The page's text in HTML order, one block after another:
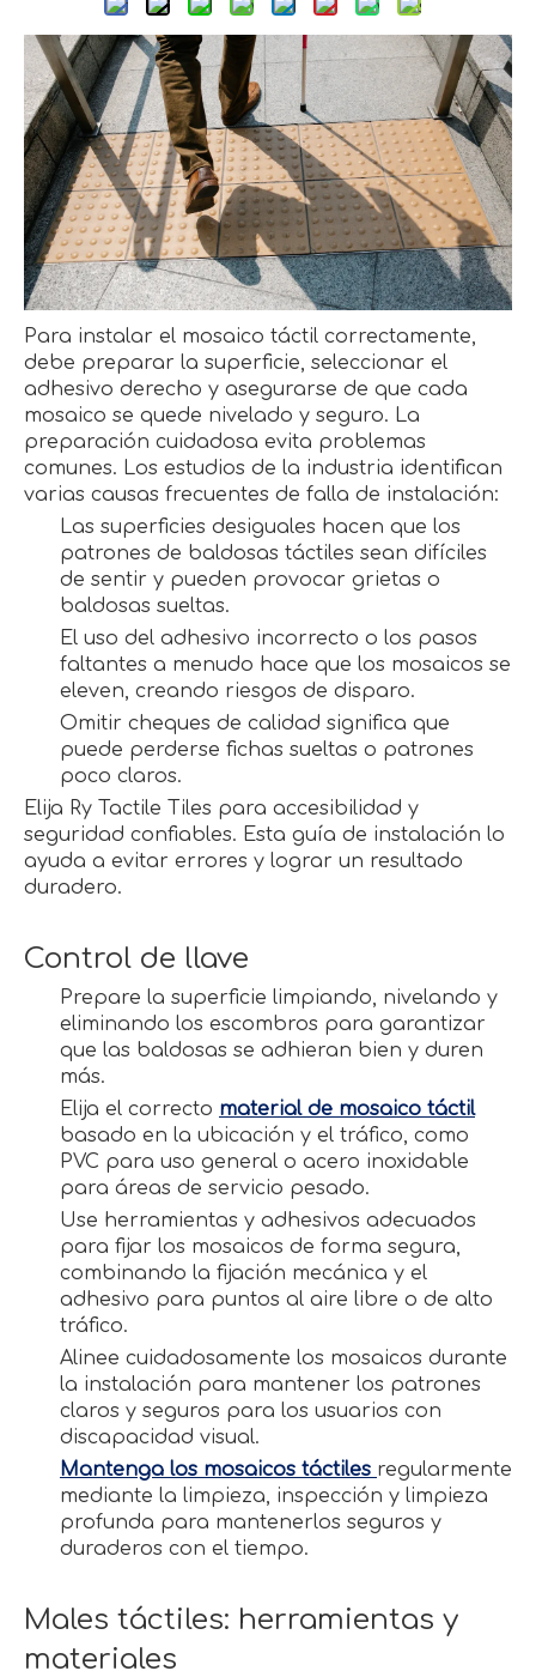
Para instalar el mosaico táctil correctamente,
debe preparar la superficie, seleccionar el
adhesivo derecho y asegurarse de que cada
mosaico se quede nivelado y seguro. La
preparación cuidadosa evita problemas
comunes. Los estudios de la industria identifican
varias causas frecuentes de falla de instalación:
Las superficies desiguales hacen que los
patrones de baldosas táctiles sean difíciles
de sentir y pueden provocar grietas o
baldosas sueltas.
El uso del adhesivo incorrecto o los pasos
faltantes a menudo hace que los mosaicos se
eleven, creando riesgos de disparo.
Omitir cheques de calidad significa que
puede perderse fichas sueltas o patrones
poco claros.
Elija Ry Tactile Tiles para accesibilidad y
seguridad confiables. Esta guía de instalación lo
ayuda a evitar errores y lograr un resultado
duradero.
Control de llave
Prepare la superficie limpiando, nivelando y
eliminando los escombros para garantizar
que las baldosas se adhieran bien y duren
más.
Elija el correcto material de mosaico táctil
basado en la ubicación y el tráfico, como
PVC para uso general o acero inoxidable
para áreas de servicio pesado.
Use herramientas y adhesivos adecuados
para fijar los mosaicos de forma segura,
combinando la fijación mecánica y el
adhesivo para puntos al aire libre o de alto
tráfico.
Alinee cuidadosamente los mosaicos durante
la instalación para mantener los patrones
claros y seguros para los usuarios con
discapacidad visual.
Mantenga los mosaicos táctiles regularmente
mediante la limpieza, inspección y limpieza
profunda para mantenerlos seguros y
duraderos con el tiempo.
Males táctiles: herramientas y
materiales